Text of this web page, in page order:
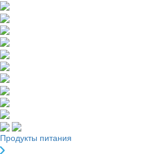
Продукты питания